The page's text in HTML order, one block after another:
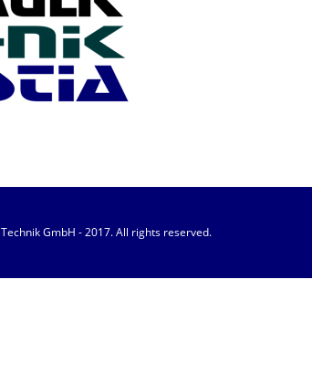
GmbH - 2017. All rights reserved.